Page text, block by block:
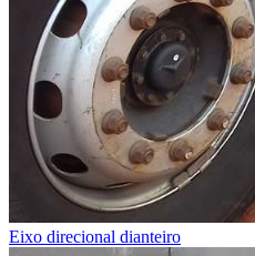
Eixo direcional dianteiro